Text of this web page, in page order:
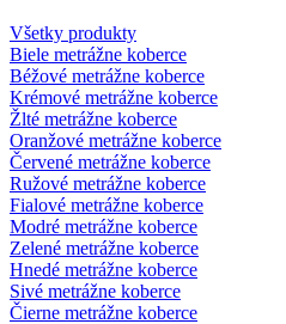
Všetky produkty
Biele metrážne koberce
Béžové metrážne koberce
Krémové metrážne koberce
Žlté metrážne koberce
Oranžové metrážne koberce
Červené metrážne koberce
Ružové metrážne koberce
Fialové metrážne koberce
Modré metrážne koberce
Zelené metrážne koberce
Hnedé metrážne koberce
Sivé metrážne koberce
Čierne metrážne koberce